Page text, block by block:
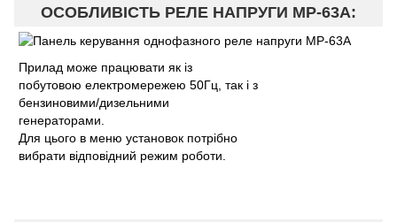
ОСОБЛИВІСТЬ РЕЛЕ НАПРУГИ МР-63A:
Прилад може працювати як із
побутовою електромережею 50Гц, так і з
бензиновими/дизельними
генераторами.
Для цього в меню установок потрібно
вибрати відповідний режим роботи.